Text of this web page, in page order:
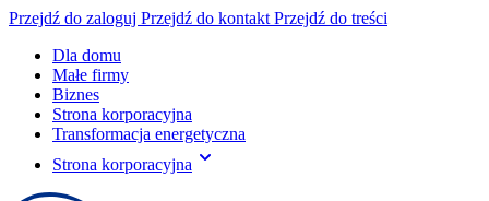
Przejdź do zaloguj Przejdź do kontakt Przejdź do treści
Dla domu
Małe firmy
Biznes
Strona korporacyjna
Transformacja energetyczna
Strona korporacyjna